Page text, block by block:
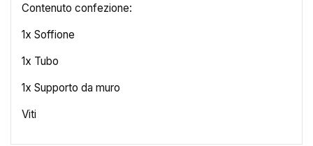
Contenuto confezione:
1x Soffione
1x Tubo
1x Supporto da muro
Viti
Nome lista dei desideri